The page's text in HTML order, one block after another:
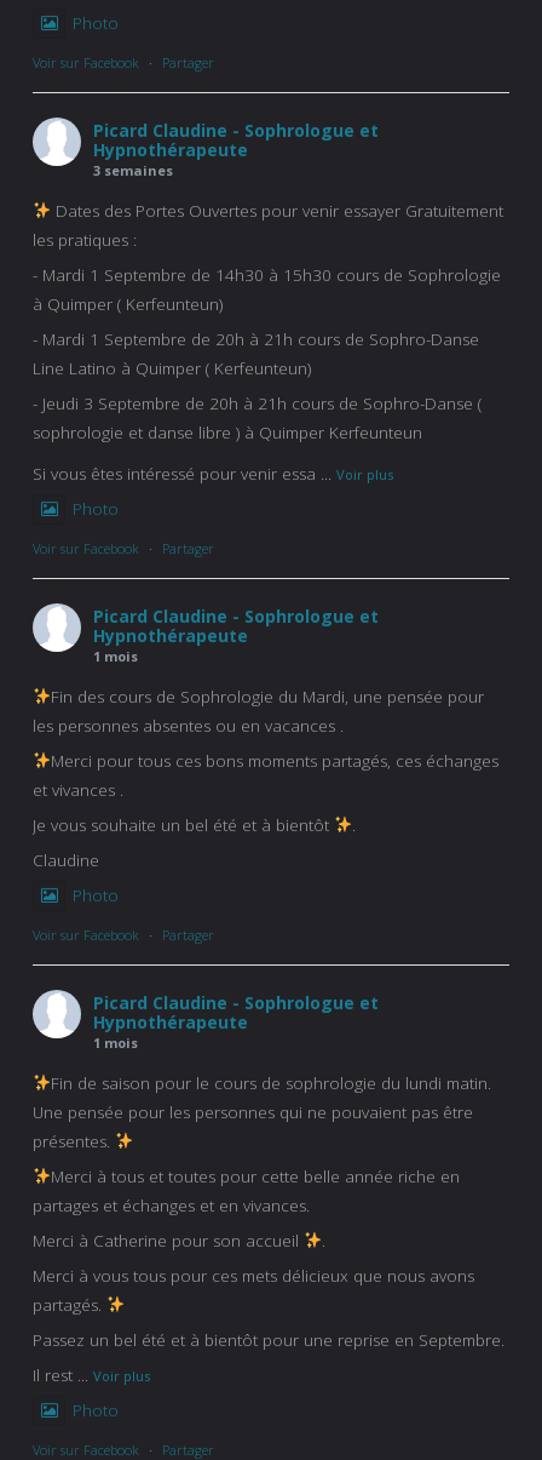
Photo
Voir sur Facebook · Partager
Picard Claudine - Sophrologue et
Hypnothérapeute
3 semaines
Dates des Portes Ouvertes pour venir essayer Gratuitement
les pratiques :
- Mardi 1 Septembre de 14h30 à 15h30 cours de Sophrologie
à Quimper ( Kerfeunteun)
- Mardi 1 Septembre de 20h à 21h cours de Sophro-Danse
Line Latino à Quimper ( Kerfeunteun)
- Jeudi 3 Septembre de 20h à 21h cours de Sophro-Danse (
sophrologie et danse libre ) à Quimper Kerfeunteun
Si vous êtes intéressé pour venir essa
Voir plus
Photo
Voir sur Facebook · Partager
Picard Claudine - Sophrologue et
Hypnothérapeute
1 mois
Fin des cours de Sophrologie du Mardi, une pensée pour
les personnes absentes ou en vacances .
Merci pour tous ces bons moments partagés, ces échanges
et vivances .
Je vous souhaite un bel été et à bientôt
Claudine
Photo
Voir sur Facebook · Partager
Picard Claudine - Sophrologue et
Hypnothérapeute
1 mois
Fin de saison pour le cours de sophrologie du lundi matin.
Une pensée pour les personnes qui ne pouvaient pas être
présentes.
Merci à tous et toutes pour cette belle année riche en
partages et échanges et en vivances.
Merci à Catherine pour son accueil
Merci à vous tous pour ces mets délicieux que nous avons
partagés.
Passez un bel été et à bientôt pour une reprise en Septembre.
Il rest
Voir plus
Photo
Voir sur Facebook · Partager